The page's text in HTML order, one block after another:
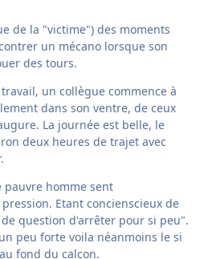
de la "victime") des moments
un mécano lorsque son
des tours.
un collègue commence à
dans son ventre, de ceux
La journée est belle, le
deux heures de trajet avec
pauvre homme sent
Etant concienscieux de
question d'arrêter pour si peu".
peu forte voila néanmoins le si
fond du calçon.